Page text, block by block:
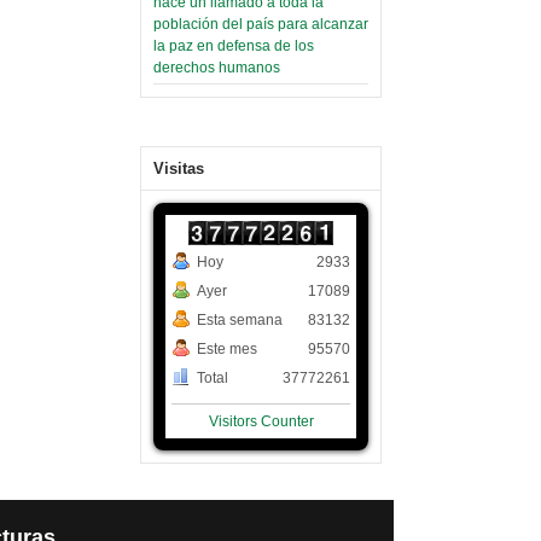
población del país para alcanzar
la paz en defensa de los
derechos humanos
Visitas
Hoy
Ayer
Esta semana
Este mes
Total
2933
17089
83132
95570
37772261
Visitors Counter